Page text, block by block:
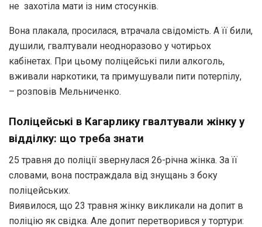
не захотіла мати із ним стосунків.
Вона плакала, просилася, втрачала свідомість. А її били,
душили, гвалтували неодноразово у чотирьох
кабінетах. При цьому поліцейські пили алкоголь,
вживали наркотики, та примушували пити потерпілу,
– розповів Мельниченко.
Поліцейські в Кагарлику гвалтували жінку у
відділку: що треба знати
25 травня до поліції звернулася 26-річна жінка. За її
словами, вона постраждала від знущань з боку
поліцейських.
Виявилося, що 23 травня жінку викликали на допит в
поліцію як свідка. Але допит перетворився у тортури: